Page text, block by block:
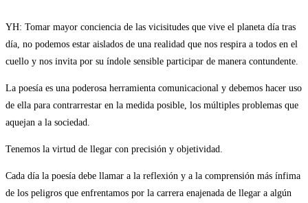
YH: Tomar mayor conciencia de las vicisitudes que vive el planeta día tras
día, no podemos estar aislados de una realidad que nos respira a todos en el
cuello y nos invita por su índole sensible participar de manera contundente.
La poesía es una poderosa herramienta comunicacional y debemos hacer uso
de ella para contrarrestar en la medida posible, los múltiples problemas que
aquejan a la sociedad.
Tenemos la virtud de llegar con precisión y objetividad.
Cada día la poesía debe llamar a la reflexión y a la comprensión más ínfima
de los peligros que enfrentamos por la carrera enajenada de llegar a algún